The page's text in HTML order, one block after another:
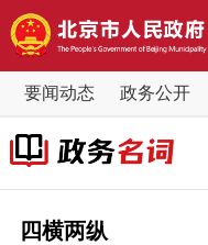
要闻动态 政务公开
要闻动态
党中央精神
四横两纵